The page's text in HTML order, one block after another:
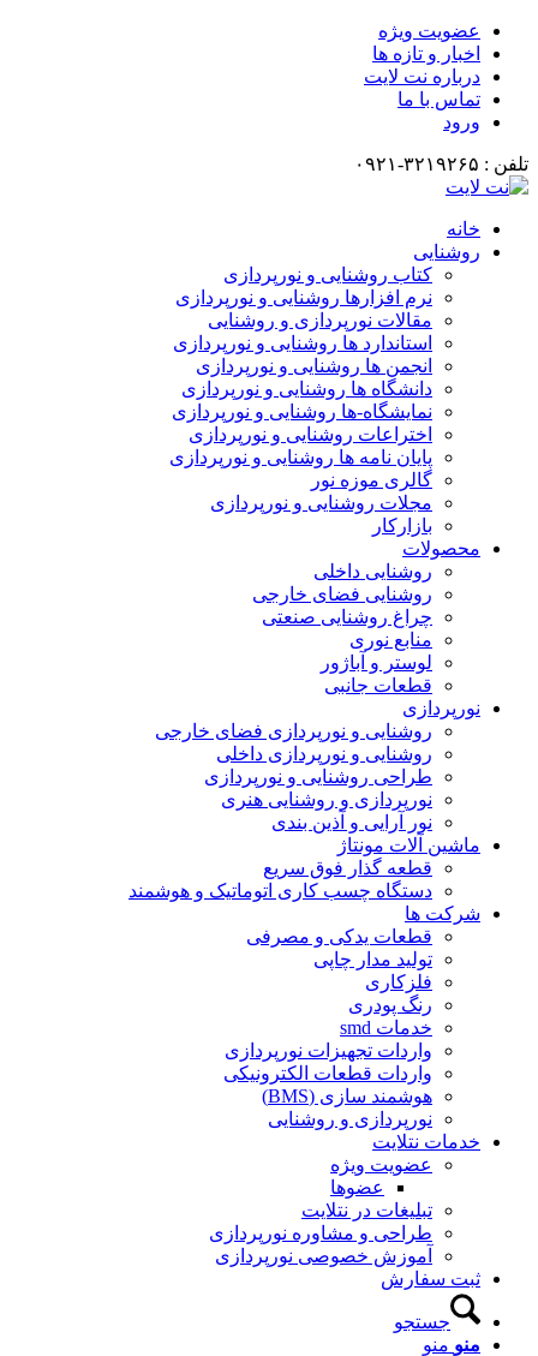
عضویت ویژه
اخبار و تازه ها
درباره نت لایت
تماس با ما
ورود
تلفن : ۳۲۱۹۲۶۵-۰۹۲۱
خانه
روشنایی
کتاب روشنایی و نورپردازی
نرم افزارها روشنایی و نورپردازی
مقالات نورپردازی و روشنایی
استاندارد ها روشنایی و نورپردازی
انجمن ها روشنایی و نورپردازی
دانشگاه ها روشنایی و نورپردازی
نمایشگاه-ها روشنایی و نورپردازی
اختراعات روشنایی و نورپردازی
پایان نامه ها روشنایی و نورپردازی
گالری موزه نور
مجلات روشنایی و نورپردازی
بازارکار
محصولات
روشنایی داخلی
روشنایی فضای خارجی
چراغ روشنایی صنعتی
منابع نوری
لوستر و آباژور
قطعات جانبی
نورپردازی
روشنایی و نورپردازی فضای خارجی
روشنایی و نورپردازی داخلی
طراحی روشنایی و نورپردازی
نورپردازی و روشنایی هنری
نور آرایی و آذین بندی
ماشین آلات مونتاژ
قطعه گذار فوق سریع
دستگاه چسب کاری اتوماتیک و هوشمند
شرکت ها
قطعات یدکی و مصرفی
تولید مدار چاپی
فلزکاری
رنگ پودری
خدمات smd
واردات تجهیزات نورپردازی
واردات قطعات الکترونیکی
هوشمند سازی (BMS)
نورپردازی و روشنایی
خدمات نتلایت
عضویت ویژه
عضوها
تبلیغات در نتلایت
طراحی و مشاوره نورپردازی
آموزش خصوصی نورپردازی
ثبت سفارش
جستجو
منو منو